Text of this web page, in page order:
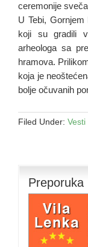
ceremonije
U Tebi,
koji su gradili
arheologa sa
hramova.
koja je
bolje očuvanih
Filed Under: Vesti
Preporuka